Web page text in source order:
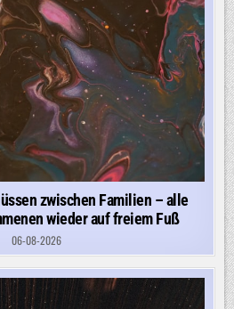
zwischen Familien – alle
wieder auf freiem Fuß
06-08-2026